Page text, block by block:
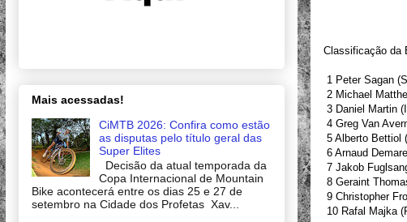
Classificação da
1 Peter Sagan
2 Michael
3 Daniel Martin
4 Greg Van
5 Alberto Bettiol
6 Arnaud
7 Jakob
8 Geraint
9 Christopher
10 Rafal Majka
Mais acessadas!
CiMTB 2026: Confira como estão
as disputas pelo título geral das
Super Elites
Decisão da atual temporada da
Copa Internacional de Mountain
Bike acontecerá entre os dias 25 e 27 de
setembro na Cidade dos Profetas Xav...